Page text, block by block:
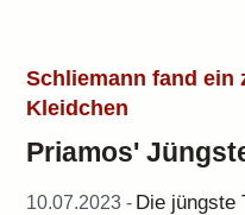
Schliemann fand ein
Kleidchen
Priamos'
10.07.2023 - Die jüngste